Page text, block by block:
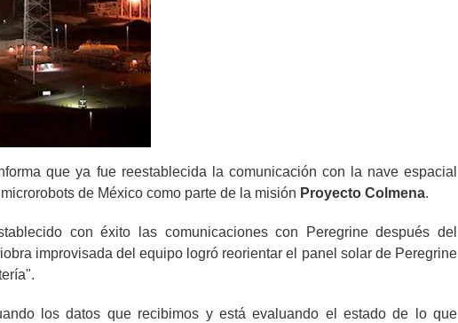
que ya fue reestablecida la comunicación con la nave espacial
de México como parte de la misión Proyecto Colmena.
con éxito las comunicaciones con Peregrine después del
improvisada del equipo logró reorientar el panel solar de Peregrine
los datos que recibimos y está evaluando el estado de lo que